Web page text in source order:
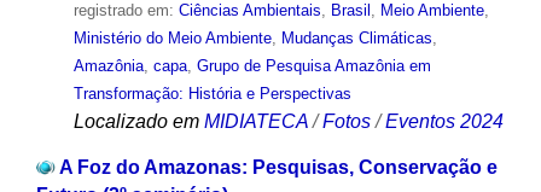
registrado em: Ciências Ambientais Brasil Meio Ambiente,
Ministério do Meio Ambiente, Mudanças Climáticas
Amazônia, capa, Grupo de Pesquisa Amazônia em
Transformação: História e Perspectivas
Localizado em MIDIATECA /Fotos /Eventos 2024
A Foz do Amazonas: Pesquisas, Conservação e